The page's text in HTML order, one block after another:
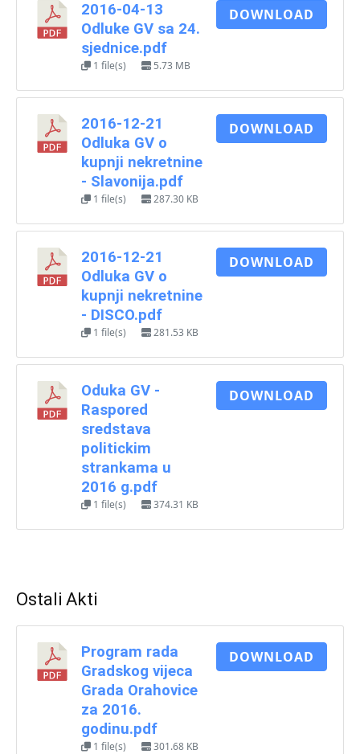
2016-04-13
Odluke GV sa 24.
sjednice.pdf
1 file(s) 5.73 MB
DOWNLOAD
2016-12-21
Odluka GV o
kupnji nekretnine
- Slavonija.pdf
1 file(s) 287.30 KB
DOWNLOAD
2016-12-21
Odluka GV o
kupnji nekretnine
- DISCO.pdf
1 file(s) 281.53 KB
DOWNLOAD
Oduka GV -
Raspored
sredstava
politickim
strankama u
2016 g.pdf
1 file(s) 374.31 KB
DOWNLOAD
Ostali Akti
Program rada
Gradskog vijeca
Grada Orahovice
za 2016.
godinu.pdf
1 file(s) 301.68 KB
DOWNLOAD